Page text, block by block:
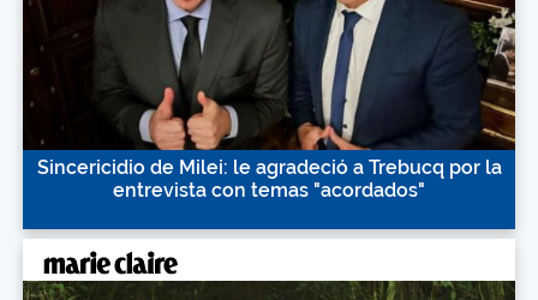
Sincericidio de Milei: le agradeció a Trebucq por la
entrevista con temas "acordados"